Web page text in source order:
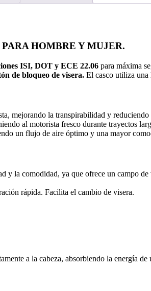
HOMBRE Y MUJER.
ISI, DOT y ECE 22.06 para máxima
de bloqueo de visera. El casco utiliza una
mejorando la transpirabilidad y reduciendo
al motorista fresco durante trayectos
un flujo de aire óptimo y una mayor
y la comodidad, ya que ofrece un campo
rápida. Facilita el cambio de visera.
a la cabeza, absorbiendo la energía